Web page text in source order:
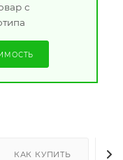
с
КАК КУПИТЬ